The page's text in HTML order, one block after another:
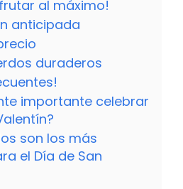
al máximo!
anticipada
duraderos
importante celebrar
son los más
el Día de San